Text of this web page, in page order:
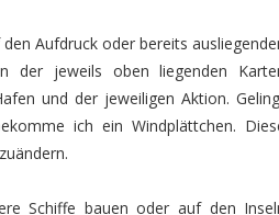
Aufdruck oder bereits
der jeweils oben liegenden
und der jeweiligen Aktion.
ich ein Windplättchen.
Schiffe bauen oder auf den